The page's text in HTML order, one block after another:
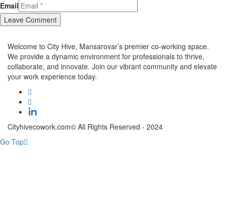
Email
Welcome to City Hive, Mansarovar’s premier co-working space.
We provide a dynamic environment for professionals to thrive,
collaborate, and innovate. Join our vibrant community and elevate
your work experience today.
Cityhivecowork.com© All Rights Reserved - 2024
Go Top